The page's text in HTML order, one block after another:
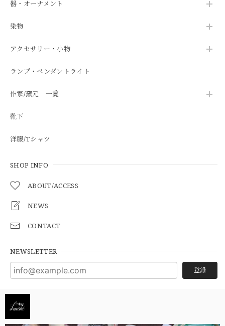
器・オーナメント
染物
アクセサリー・小物
ランプ・ペンダントライト
作家/窯元 一覧
靴下
洋服/Tシャツ
SHOP INFO
ABOUT/ACCESS
NEWS
CONTACT
NEWSLETTER
登録